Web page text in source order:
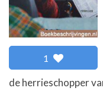
1
de herrieschopper